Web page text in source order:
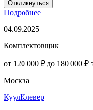
Откликнуться
Подробнее
04.09.2025
Комплектовщик
от 120 000 ₽ до 180 000 ₽
Москва
КуулКлевер